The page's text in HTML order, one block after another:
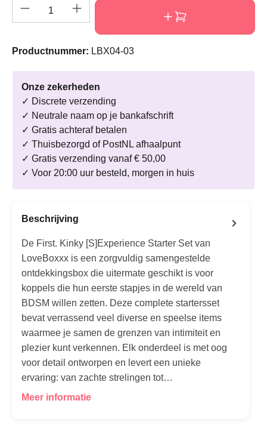
Producthoeveelheid: Voer de gewenste
Productnummer: LBX04-03
Onze zekerheden
✓ Discrete verzending
✓ Neutrale naam op je bankafschrift
✓ Gratis achteraf betalen
✓ Thuisbezorgd of PostNL afhaalpunt
✓ Gratis verzending vanaf € 50,00
✓ Voor 20:00 uur besteld, morgen in huis
Beschrijving
De First. Kinky [S]Experience Starter Set van
LoveBoxxx is een zorgvuldig samengestelde
ontdekkingsbox die uitermate geschikt is voor
koppels die hun eerste stapjes in de wereld van
BDSM willen zetten. Deze complete startersset
bevat verrassend veel diverse en speelse items
waarmee je samen de grenzen van intimiteit en
plezier kunt verkennen. Elk onderdeel is met oog
voor detail ontworpen en levert een unieke
ervaring: van zachte strelingen tot…
Meer informatie